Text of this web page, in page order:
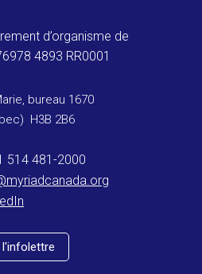
d’organisme de
4893 RR0001
bureau 1670
H3B 2B6
514 481-2000
l'infolettre